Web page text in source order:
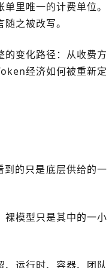
里唯一的计费单位。
之被改写。
变化路径：从收费方
经济如何被重新定
到的只是底层供给的一
裸模型只是其中的一小
运行时、容器、团队